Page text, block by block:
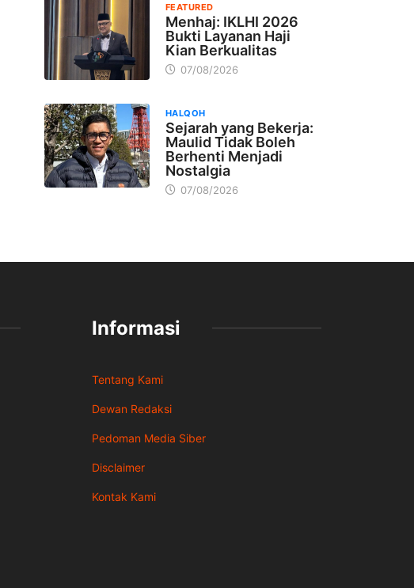
FEATURED
Menhaj: IKLHI 2026
Bukti Layanan Haji
Kian Berkualitas
07/08/2026
HALQOH
Sejarah yang Bekerja:
Maulid Tidak Boleh
Berhenti Menjadi
Nostalgia
07/08/2026
Informasi
Tentang Kami
Dewan Redaksi
Pedoman Media Siber
Disclaimer
Kontak Kami